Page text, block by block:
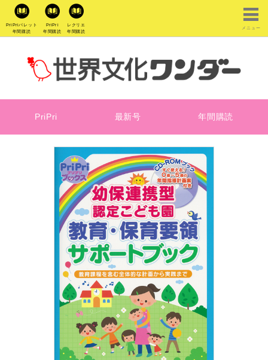
PriPriパレット
年間購読
PriPri
年間購読
レクリエ
年間購読
メニュー
PriPri 最新号 年間購読